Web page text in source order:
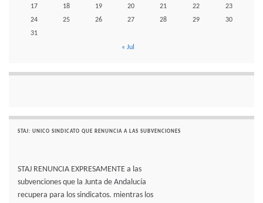
17
18 19 20 21 22
23
24
25 26 27 28 29
30
31
« Jul
STAJ: UNICO SINDICATO QUE RENUNCIA A LAS SUBVENCIONES
STAJ RENUNCIA EXPRESAMENTE a las
subvenciones que la Junta de Andalucía
recupera para los sindicatos. mientras los